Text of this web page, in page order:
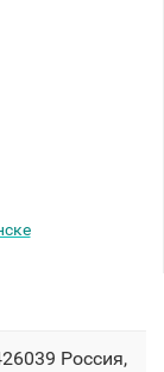
Россия,